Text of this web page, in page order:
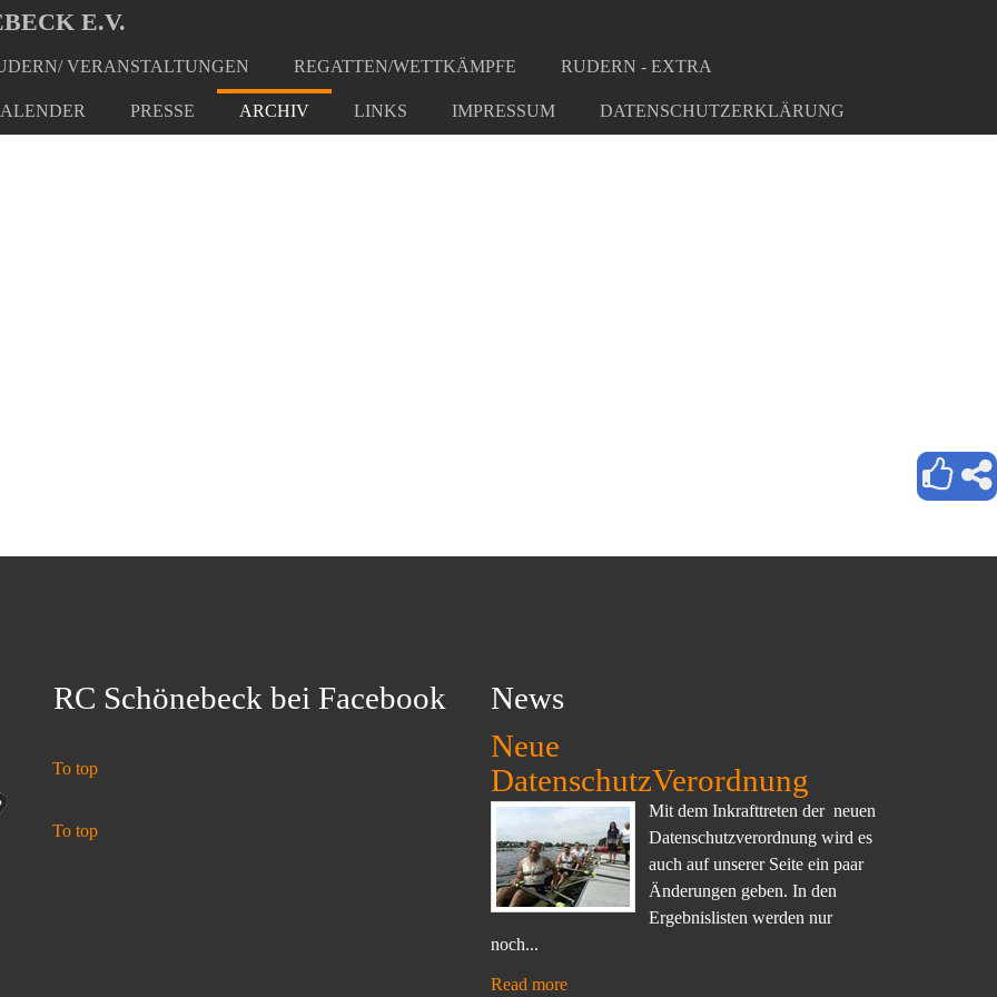
E.V.
VERANSTALTUNGEN REGATTEN/WETTKÄMPFE RUDERN - EXTRA
PRESSE ARCHIV LINKS IMPRESSUM DATENSCHUTZERKLÄRUNG
RC Schönebeck bei Facebook
To top
To top
News
Neue
DatenschutzVerordnung
Mit dem Inkrafttreten der neuen
Datenschutzverordnung wird es
auch auf unserer Seite ein paar
Änderungen geben. In den
Ergebnislisten werden nur
noch...
Read more